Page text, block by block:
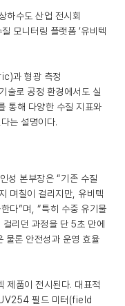
수도 산업 전시회
모니터링 플랫폼 ‘유비텍
과 형광 측정
로 공정 환경에서도 실
통해 다양한 수질 지표와
는 설명이다.
성 본부장은 “기존 수질
며칠이 걸리지만, 유비텍
다”며, “특히 수중 유기물
리던 과정을 단 5초 만에
물론 안전성과 운영 효율
제품이 전시된다. 대표적
필드 미터(field